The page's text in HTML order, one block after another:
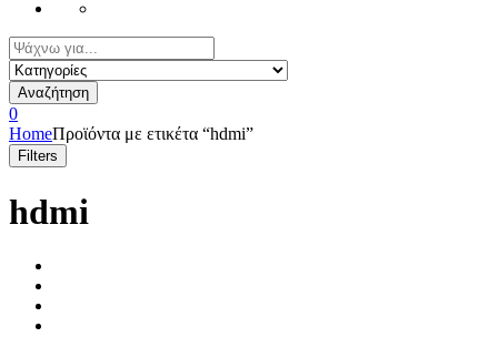
Αναζήτηση
για:
Αναζήτηση
0
HomeΠροϊόντα με ετικέτα “hdmi”
Filters
hdmi